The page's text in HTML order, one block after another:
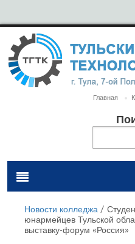
Главная
Новости колледжа /
юнармейцев Тульской
выставку-форум «Россия»